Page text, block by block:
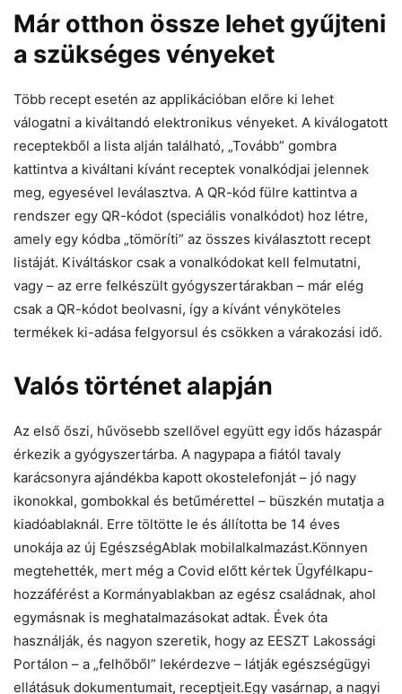
Már otthon össze lehet gyűjteni
a szükséges vényeket
Több recept esetén az applikációban előre ki lehet
válogatni a kiváltandó elektronikus vényeket. A kiválogatott
receptekből a lista alján található, „Tovább” gombra
kattintva a kiváltani kívánt receptek vonalkódjai jelennek
meg, egyesével leválasztva. A QR-kód fülre kattintva a
rendszer egy QR-kódot (speciális vonalkódot) hoz létre,
amely egy kódba „tömöríti” az összes kiválasztott recept
listáját. Kiváltáskor csak a vonalkódokat kell felmutatni,
vagy – az erre felkészült gyógyszertárakban – már elég
csak a QR-kódot beolvasni, így a kívánt vényköteles
termékek ki-adása felgyorsul és csökken a várakozási idő.
Valós történet alapján
Az első őszi, hűvösebb szellővel együtt egy idős házaspár
érkezik a gyógyszertárba. A nagypapa a fiától tavaly
karácsonyra ajándékba kapott okostelefonját – jó nagy
ikonokkal, gombokkal és betűmérettel – büszkén mutatja a
kiadóablaknál. Erre töltötte le és állította be 14 éves
unokája az új EgészségAblak mobilalkalmazást.Könnyen
megtehették, mert még a Covid előtt kértek Ügyfélkapu-
hozzáférést a Kormányablakban az egész családnak, ahol
egymásnak is meghatalmazásokat adtak. Évek óta
használják, és nagyon szeretik, hogy az EESZT Lakossági
Portálon – a „felhőből” lekérdezve – látják egészségügyi
ellátásuk dokumentumait, receptjeit.Egy vasárnap, a nagyi